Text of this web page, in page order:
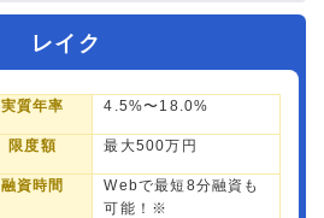
レイク
実質年率 4.5%〜18.0%
限度額 最大500万円
融資時間
Webで最短8分融資も
可能！※